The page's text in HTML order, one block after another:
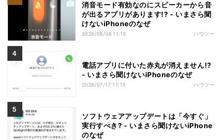
消音モード有効なのにスピーカーから音
が出るアプリがあります!? - いまさら聞
けないiPhoneのなぜ
2026/08/06 11:15 ハウツー
電話アプリに付いた赤丸が消えません!?
- いまさら聞けないiPhoneのなぜ
2026/07/17 11:15 ハウツー
ソフトウェアアップデートは「今すぐ」
実行すべき? - いまさら聞けないiPhone
のなぜ